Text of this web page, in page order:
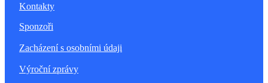
Kontakty
Sponzoři
Zacházení s osobními údaji
Výroční zprávy